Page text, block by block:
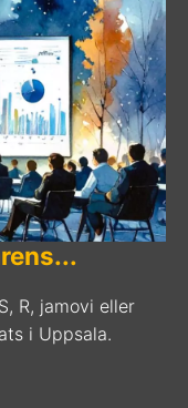
R, jamovi eller
i Uppsala.